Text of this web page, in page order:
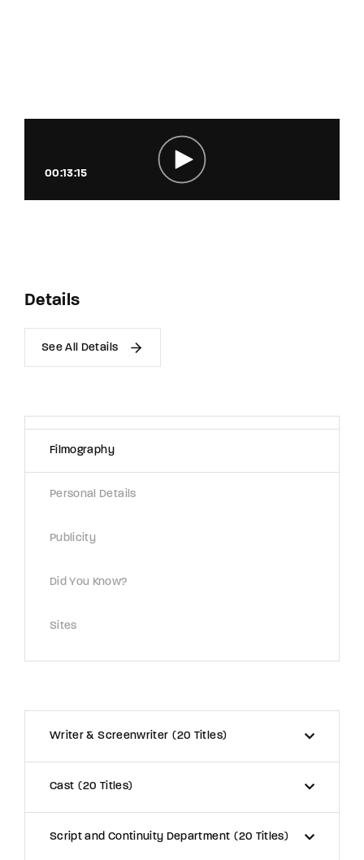
00:13:15
Details
See All Details
Filmography
Personal Details
Publicity
Did You Know?
Sites
Writer & Screenwriter 20 Titles
Cast 20 Titles
Script and Continuity Department 20 Titles